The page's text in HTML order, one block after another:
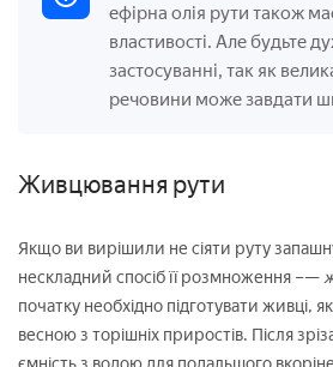
ефірна олія рути також
властивості. Але будьте
застосуванні, так як
речовини може завдати
Живцювання рути
Якщо ви вирішили не сіяти руту
нескладний спосіб її розмноження –—
початку необхідно підготувати живці,
весною з торішніх приростів. Після